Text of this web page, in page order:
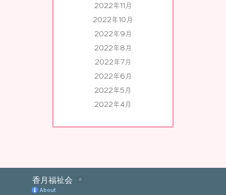
2022年11月
2022年10月
2022年9月
2022年8月
2022年7月
2022年6月
2022年5月
2022年4月